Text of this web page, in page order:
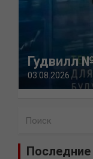
Гудвилл
03.08.2026
Последние